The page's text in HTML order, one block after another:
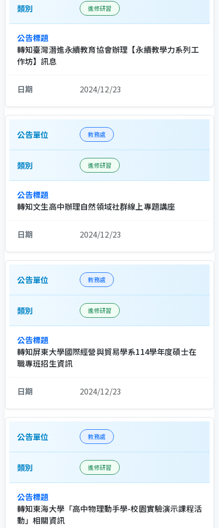
進修研習
轉知臺灣潛進永續教育協會辦理【永續教學力系列工
作坊】訊息
2024/12/23
教務處
進修研習
轉知文生高中辦理自然領域社群線上專題講座
2024/12/23
教務處
進修研習
轉知屏東大學國際經營與貿易學系114學年度碩士在
職專班招生資訊
2024/12/23
教務處
進修研習
轉知東海大學「高中物理動手學-校園實驗演示課程活
動」相關資訊